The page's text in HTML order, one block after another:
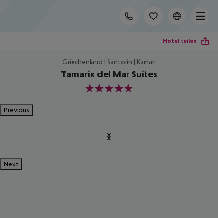
Hotel teilen
Griechenland | Santorin | Kamari
Tamarix del Mar Suites
5
Previous
Next